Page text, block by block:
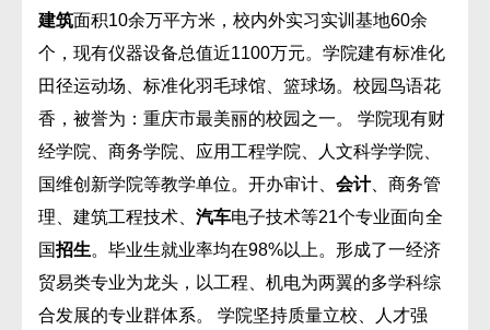
建筑面积10余万平方米，校内外实习实训基地60余
个，现有仪器设备总值近1100万元。学院建有标准化
田径运动场、标准化羽毛球馆、篮球场。校园鸟语花
香，被誉为：重庆市最美丽的校园之一。 学院现有财
经学院、商务学院、应用工程学院、人文科学学院、
国维创新学院等教学单位。开办审计、 会计、商务管
理、建筑工程技术、 汽车电子技术等21个专业面向全
国招生。毕业生就业率均在98%以上。形成了一经济
贸易类专业为龙头，以工程、机电为两翼的多学科综
合发展的专业群体系。 学院坚持质量立校、人才强